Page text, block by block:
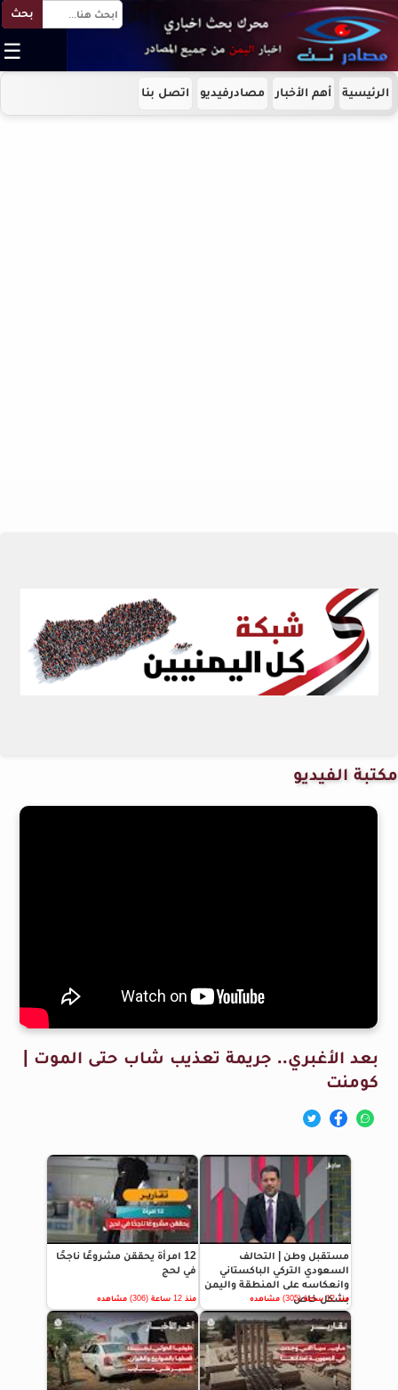
بحث
☰
الرئيسية أهم الأخبار مصادرفيديو اتصل بنا
مكتبة الفيديو
بعد الأغبري.. جريمة تعذيب شاب حتى الموت |
كومنت
مستقبل وطن | التحالف
السعودي التركي الباكستاني
وانعكاسه على المنطقة واليمن
بشكل خاص
منذ 12 ساعة (305) مشاهده
12 امرأة يحققن مشروعًا ناجحًا
في لحج
منذ 12 ساعة (306) مشاهده